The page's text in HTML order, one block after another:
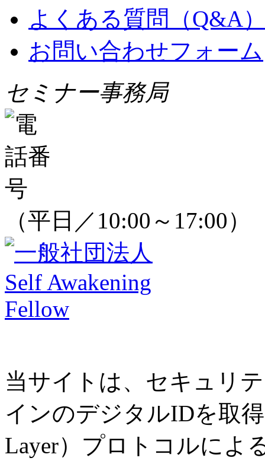
よくある質問（Q&A
お問い合わせフォーム
セミナー事務局
（平日／10:00～17:00）
当サイトは、セキュリ
インのデジタルIDを取得
Layer）プロトコルによ